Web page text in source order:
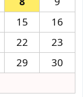
15
16
22
23
29
30